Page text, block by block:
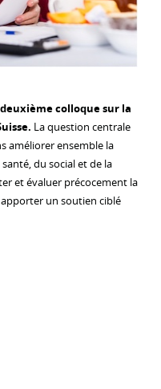
deuxième colloque sur la
La question centrale
améliorer ensemble la
du social et de la
et évaluer précocement la
un soutien ciblé